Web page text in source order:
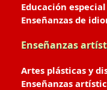
Educación especial
Enseñanzas de
Enseñanzas
Artes plásticas y
Enseñanzas